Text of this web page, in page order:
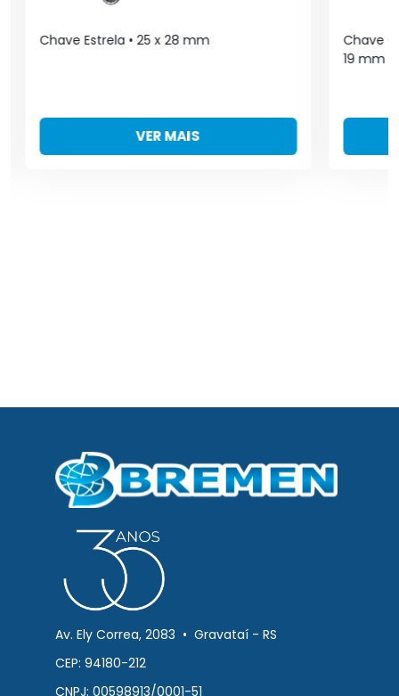
Chave Estrela • 25 x 28 mm
VER MAIS
Chave
19 mm
Av. Ely Correa, 2083 • Gravataí - RS
CEP: 94180-212
CNPJ: 00598913/0001-51